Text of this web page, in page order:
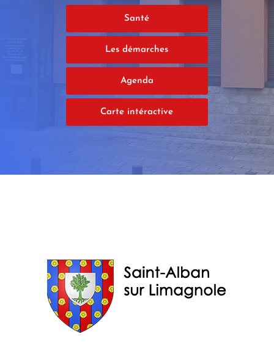
Santé
Les démarches
Agenda
Carte intéractive